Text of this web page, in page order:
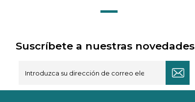
Suscríbete a nuestras novedades